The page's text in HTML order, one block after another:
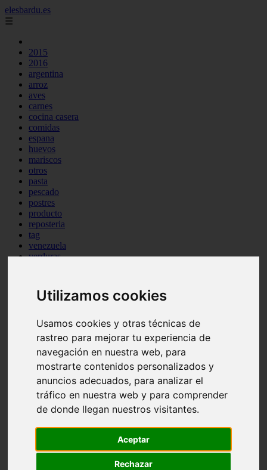
Utilizamos cookies
Usamos cookies y otras técnicas de
rastreo para mejorar tu experiencia de
navegación en nuestra web, para
mostrarte contenidos personalizados y
anuncios adecuados, para analizar el
tráfico en nuestra web y para comprender
de donde llegan nuestros visitantes.
Aceptar
Rechazar
elesbardu.es
☰
2015
2016
argentina
arroz
aves
carnes
cocina casera
comidas
espana
huevos
mariscos
otros
pasta
pescado
postres
producto
reposteria
tag
venezuela
verduras
Teruel - sarrión
Cádiz - algodonales
Madrid - madrid
Asturias - oviedo
Cádiz - el-puerto-de-santa-maría
Asturias - aller
álava - vitoria-gasteiz
Málaga - marbella
Zaragoza - zaragoza
Barcelona - barcelona
Valencia - valencia
Toledo - seseña
Cantabria - val-de-san-vicente